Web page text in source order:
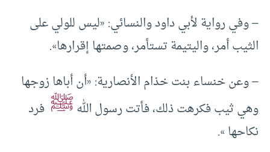
– وفي رواية لأبي داود والنسائي: «ليس للولي على
الثيب أمر، واليتيمة تستأمر، وصمتها إقرارها».
– وعن خنساء بنت خذام الأنصارية: «أن أباها زوجها
وهي ثيب فكرهت ذلك، فأتت رسول اللهﷺ فرد
نكاحها ».